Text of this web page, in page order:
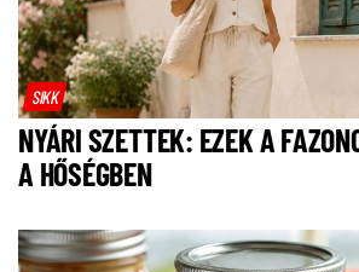
SIKK
NYÁRI SZETTEK: EZEK A
A HŐSÉGBEN